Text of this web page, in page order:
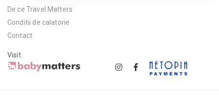
De ce Travel Matters
Conditii de calatorie
Contact
Visit